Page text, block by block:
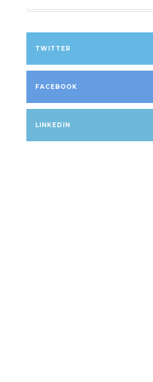
TWITTER
FACEBOOK
LINKEDIN